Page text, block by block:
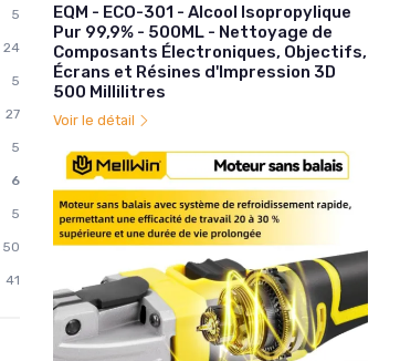
5
24
5
27
5
6
5
50
41
EQM - ECO-301 - Alcool Isopropylique
Pur 99,9% - 500ML - Nettoyage de
Composants Électroniques, Objectifs,
Écrans et Résines d'Impression 3D
500 Millilitres
Voir le détail